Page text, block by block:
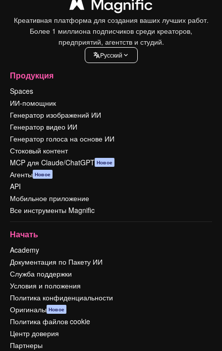
Креативная платформа для создания ваших лучших работ.
Более 1 миллиона подписчиков среди креаторов,
предприятий, агентств и студий.
Pусский
Продукция
Spaces
ИИ-помощник
Генератор изображений ИИ
Генератор видео ИИ
Генератор голоса на основе ИИ
Стоковый контент
MCP для Claude/ChatGPT Новое
Агенты Новое
API
Мобильное приложение
Все инструменты Magnific
Начать
Academy
Документация по Пакету ИИ
Служба поддержки
Условия и положения
Политика конфиденциальности
Оригиналы Новое
Политика файлов cookie
Центр доверия
Партнеры